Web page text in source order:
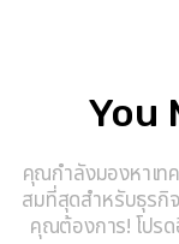
You
คุณกำลังมองหาเทค
สมที่สุดสำหรับธุรกิ
คุณต้องการ! โปร